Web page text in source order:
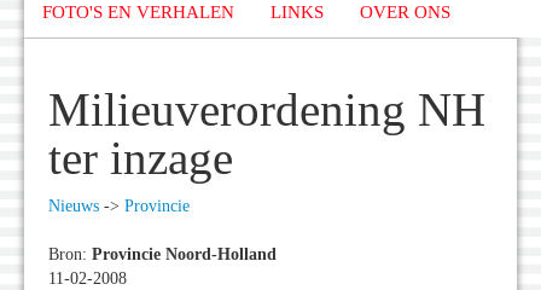
FOTO'S EN VERHALEN LINKS OVER ONS
Milieuverordening NH
ter inzage
Nieuws -> Provincie
Bron: Provincie Noord-Holland
11-02-2008